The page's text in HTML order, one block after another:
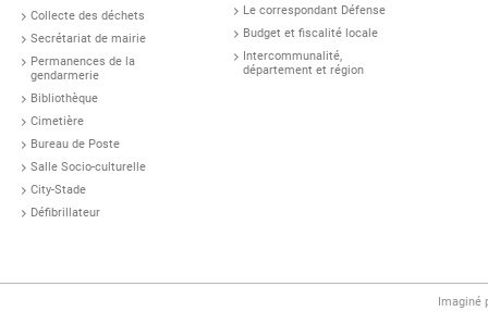
Collecte des déchets
Secrétariat de mairie
Permanences de la
gendarmerie
Bibliothèque
Cimetière
Bureau de Poste
Salle Socio-culturelle
City-Stade
Défibrillateur
Le correspondant Défense
Budget et fiscalité locale
Intercommunalité,
département et région
Imaginé